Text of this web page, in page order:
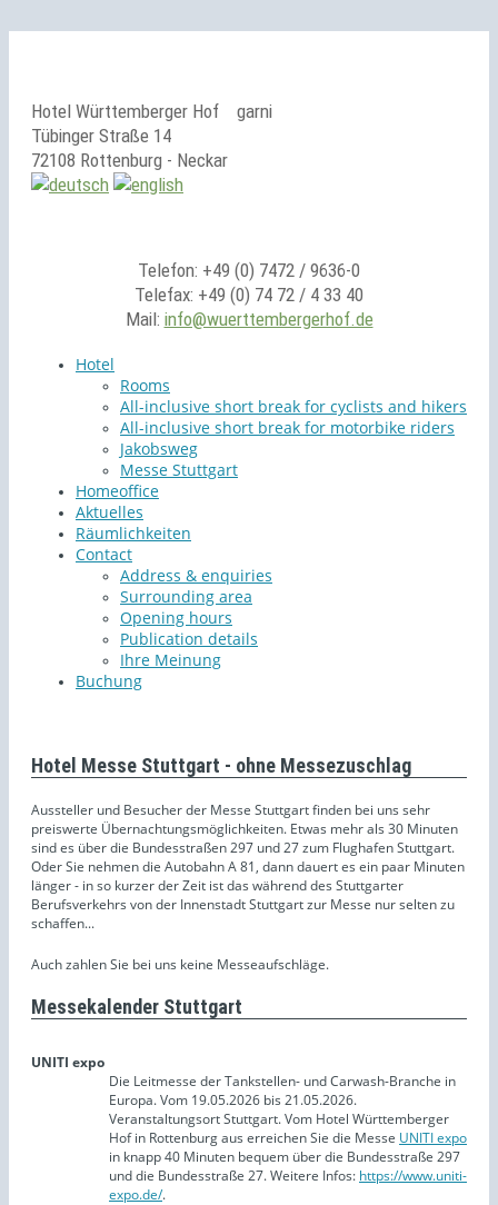
Hotel Württemberger Hof
garni
Tübinger Straße 14
72108 Rottenburg - Neckar
Telefon: +49 (0) 7472 / 9636-0
Telefax: +49 (0) 74 72 / 4 33 40
Mail: info@wuerttembergerhof.de
Hotel
Rooms
All-inclusive short break for cyclists and hikers
All-inclusive short break for motorbike riders
Jakobsweg
Messe Stuttgart
Homeoffice
Aktuelles
Räumlichkeiten
Contact
Address & enquiries
Surrounding area
Opening hours
Publication details
Ihre Meinung
Buchung
Hotel Messe Stuttgart - ohne Messezuschlag
Aussteller und Besucher der Messe Stuttgart finden bei uns sehr
preiswerte Übernachtungsmöglichkeiten. Etwas mehr als 30 Minuten
sind es über die Bundesstraßen 297 und 27 zum Flughafen Stuttgart.
Oder Sie nehmen die Autobahn A 81, dann dauert es ein paar Minuten
länger - in so kurzer der Zeit ist das während des Stuttgarter
Berufsverkehrs von der Innenstadt Stuttgart zur Messe nur selten zu
schaffen...
Auch zahlen Sie bei uns keine Messeaufschläge.
Messekalender Stuttgart
UNITI expo
Die Leitmesse der Tankstellen- und Carwash-Branche in
Europa. Vom 19.05.2026 bis 21.05.2026.
Veranstaltungsort Stuttgart. Vom Hotel Württemberger
Hof in Rottenburg aus erreichen Sie die Messe UNITI expo
in knapp 40 Minuten bequem über die Bundesstraße 297
und die Bundesstraße 27. Weitere Infos: https://www.uniti-
expo.de/.